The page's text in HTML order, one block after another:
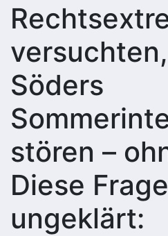
Söders
stören –
Diese
ungeklärt: